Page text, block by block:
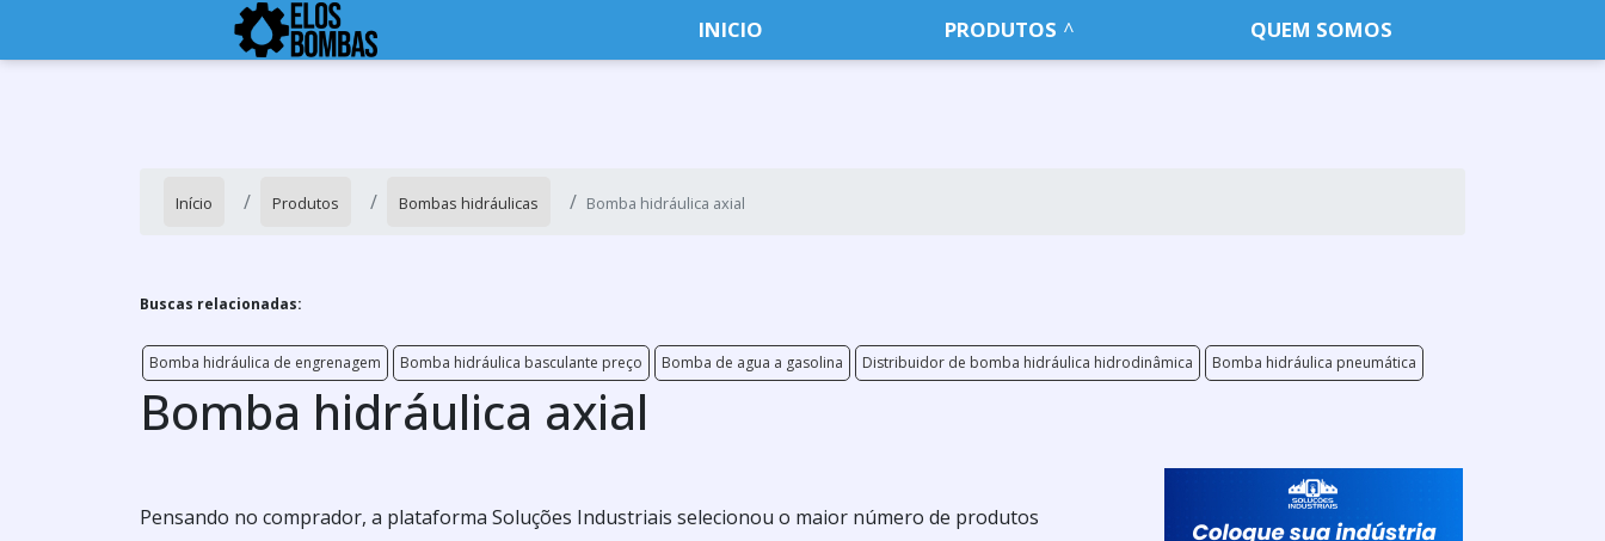
INICIO PRODUTOS QUEM SOMOS
Início Produtos Bombas hidráulicas Bomba hidráulica axial
Buscas relacionadas:
Bomba hidráulica de engrenagem Bomba hidráulica basculante preço Bomba de agua a gasolina Distribuidor de bomba hidráulica hidrodinâmica Bomba hidráulica pneumática
Bomba hidráulica axial
Pensando no comprador, a plataforma Soluções Industriais selecionou o maior número de produtos